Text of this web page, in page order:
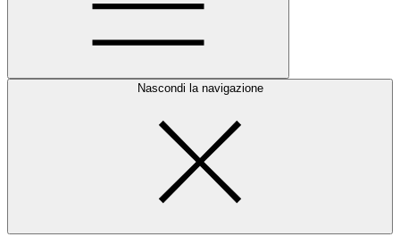
Nascondi la navigazione